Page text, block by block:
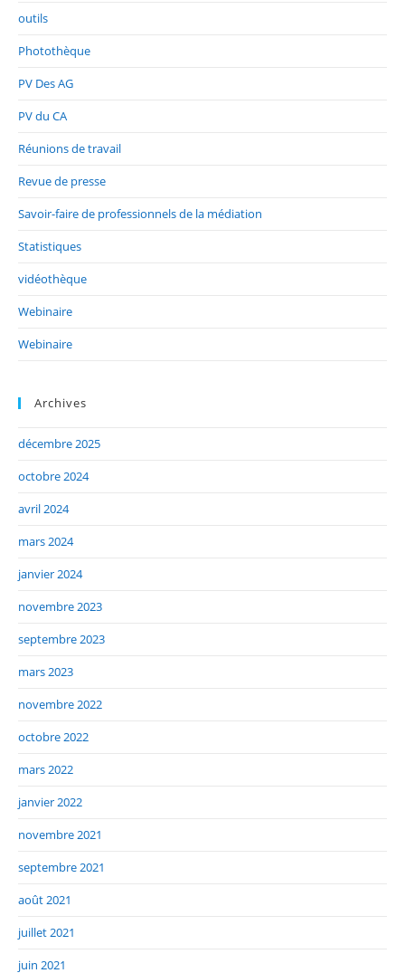
outils
Photothèque
PV Des AG
PV du CA
Réunions de travail
Revue de presse
Savoir-faire de professionnels de la médiation
Statistiques
vidéothèque
Webinaire
Webinaire
Archives
décembre 2025
octobre 2024
avril 2024
mars 2024
janvier 2024
novembre 2023
septembre 2023
mars 2023
novembre 2022
octobre 2022
mars 2022
janvier 2022
novembre 2021
septembre 2021
août 2021
juillet 2021
juin 2021